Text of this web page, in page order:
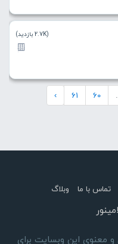
(2.7K بازدید)
60
61
›
تماس با ما وبلاگ
مادی و معنوی این وبسایت برای